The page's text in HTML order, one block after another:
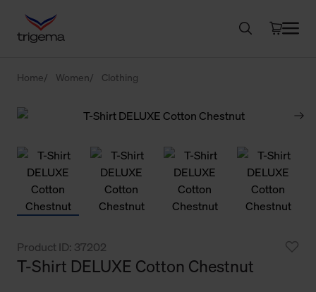
Home Women Clothing
Product ID: 37202
T-Shirt DELUXE Cotton Chestnut